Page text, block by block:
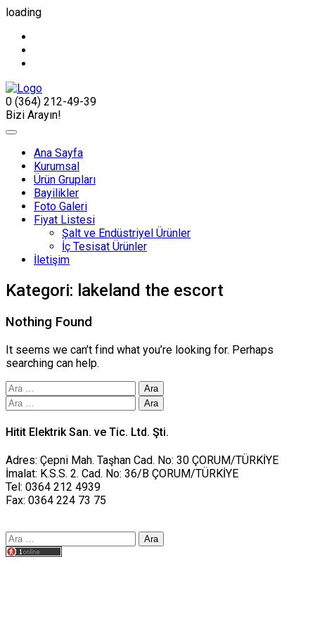
loading
0 (364) 212-49-39
Bizi Arayın!
Ana Sayfa
Kurumsal
Ürün Grupları
Bayilikler
Foto Galeri
Fiyat Listesi
Şalt ve Endüstriyel Ürünler
İç Tesisat Ürünler
İletişim
Kategori: lakeland the escort
Nothing Found
It seems we can’t find what you’re looking for. Perhaps
searching can help.
Arama:
Arama:
Hitit Elektrik San. ve Tic. Ltd. Şti.
Adres: Çepni Mah. Taşhan Cad. No: 30 ÇORUM/TÜRKİYE
İmalat: K.S.S. 2. Cad. No: 36/B ÇORUM/TÜRKİYE
Tel: 0364 212 4939
Fax: 0364 224 73 75
Arama: